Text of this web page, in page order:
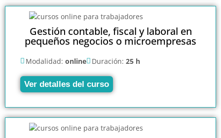
Gestión contable, fiscal y laboral en
pequeños negocios o microempresas
Modalidad: online Duración: 25 h
Ver detalles del curso